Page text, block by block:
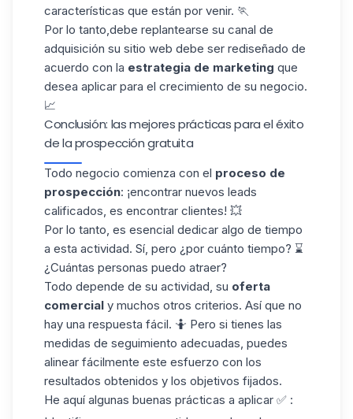
características que están por venir. 🏃
Por lo tanto,debe replantearse su canal de
adquisición su sitio web debe ser rediseñado de
acuerdo con la estrategia de marketing que
desea aplicar para el crecimiento de su negocio.
📈
Conclusión: las mejores prácticas para el éxito
de la prospección gratuita
Todo negocio comienza con el proceso de
prospección: ¡encontrar nuevos leads
calificados, es encontrar clientes! 💥
Por lo tanto, es esencial dedicar algo de tiempo
a esta actividad. Sí, pero ¿por cuánto tiempo? ⌛
¿Cuántas personas puedo atraer?
Todo depende de su actividad, su oferta
comercial y muchos otros criterios. Así que no
hay una respuesta fácil. 🤷 Pero si tienes las
medidas de seguimiento adecuadas, puedes
alinear fácilmente este esfuerzo con los
resultados obtenidos y los objetivos fijados.
He aquí algunas buenas prácticas a aplicar ✅ :